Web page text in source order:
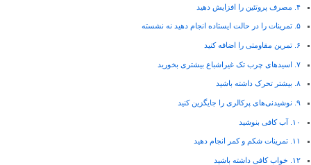
۴. مصرف پروتئین را افزایش دهید
۵. تمرینات را در حالت ایستاده انجام دهید نه نشسته
۶. تمرین مقاومتی را اضافه کنید
۷. اسیدهای چرب تک غیراشباع بیشتری بخورید
۸. بیشتر تحرک داشته باشید
۹. نوشیدنی‌های پرکالری را جایگزین کنید
۱۰. آب کافی بنوشید
۱۱. تمرینات شکم و کمر انجام دهید
۱۲. خواب کافی داشته باشید